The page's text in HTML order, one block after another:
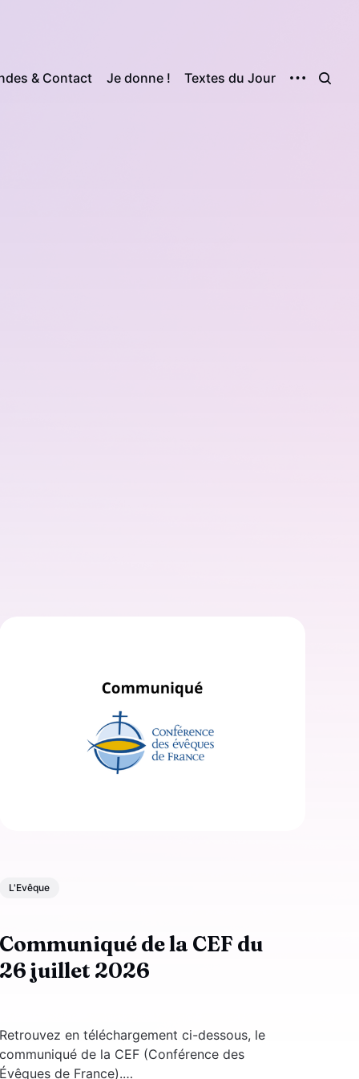
& Contact Je donne ! Textes du Jour
L'Evêque
Communiqué de la CEF du
26 juillet 2026
Retrouvez en téléchargement ci-dessous, le
communiqué de la CEF (Conférence des
Évêques de France).